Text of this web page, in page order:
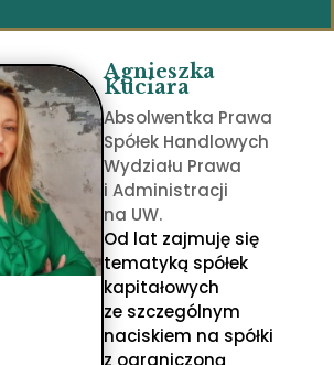
Agnieszka
Kuciara
Absolwentka Prawa
Spółek Handlowych
Wydziału Prawa
i Administracji
na UW.
Od lat zajmuję się
tematyką spółek
kapitałowych
ze szczególnym
naciskiem na spółki
z ograniczoną